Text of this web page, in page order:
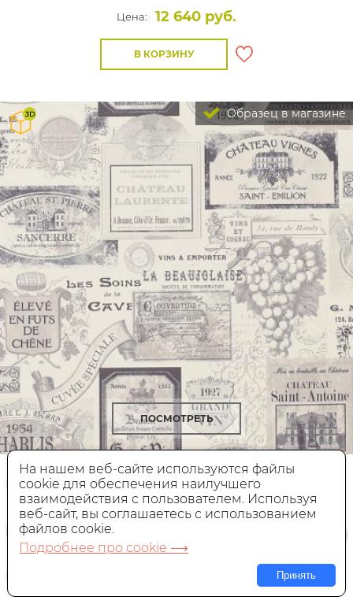
Цена:
12 640 руб.
В КОРЗИНУ
Образец в магазине
ПОСМОТРЕТЬ
Обои Aura Gourmet Tour IIG12284
Виниловые,Англия, 0,53x10 м
На нашем веб-сайте используются файлы
cookie для обеспечения наилучшего
взаимодействия с пользователем. Используя
веб-сайт, вы соглашаетесь с использованием
файлов cookie.
Подробнее про cookie ⟶
Принять